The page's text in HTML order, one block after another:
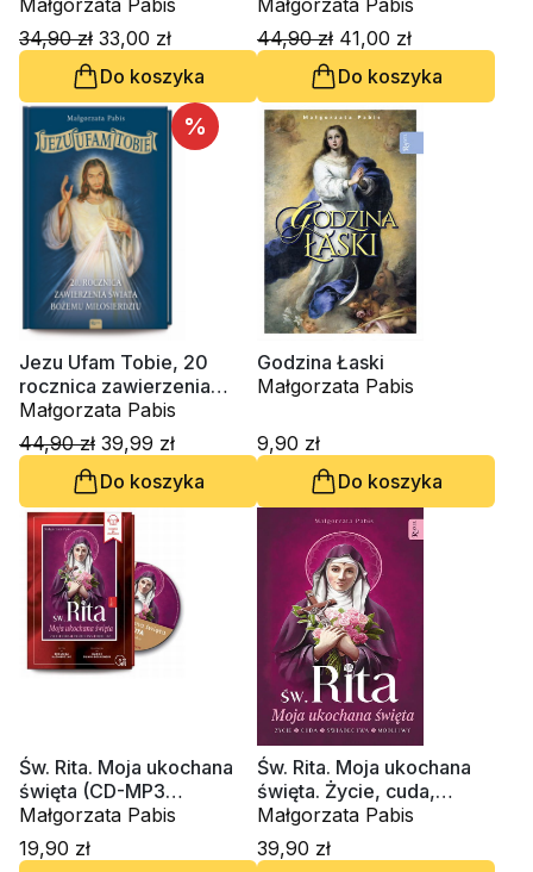
Historia Świadectwa Cuda
Miejsca kultu
Małgorzata Pabis
34,90 zł 33,00 zł
Do koszyka
świata Bożemu
Miłosierdziu
Małgorzata Pabis
44,90 zł 41,00 zł
Do koszyka
%
Jezu Ufam Tobie, 20
rocznica zawierzenia
świata Bożemu
Miłosierdziu
Małgorzata Pabis
44,90 zł 39,99 zł
Do koszyka
Godzina Łaski
Małgorzata Pabis
9,90 zł
Do koszyka
Św. Rita. Moja ukochana
święta (CD-MP3
audiobook)
Małgorzata Pabis
19,90 zł
Św. Rita. Moja ukochana
święta. Życie, cuda,
świadectwa, modlitwy
Małgorzata Pabis
39,90 zł